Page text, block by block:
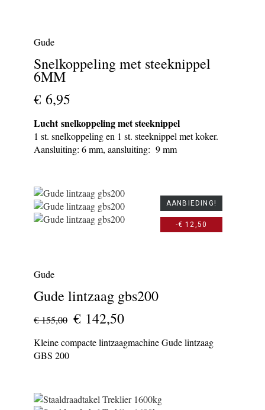
Gude
Snelkoppeling met steeknippel
6MM
€ 6,95
Lucht snelkoppeling met steeknippel
1 st. snelkoppeling en 1 st. steeknippel met koker.
Aansluiting: 6 mm, aansluiting: 9 mm
Gude
Gude lintzaag gbs200
€ 155,00 € 142,50
Kleine compacte lintzaagmachine Gude lintzaag
GBS 200
AANBIEDING!
-€ 12,50